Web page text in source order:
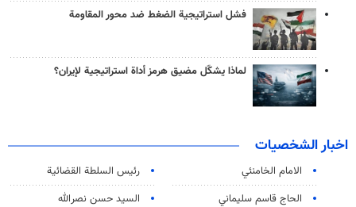
فشل استراتيجية الضغط ضد محور المقاومة
لماذا يشكّل مضيق هرمز أداة استراتيجية لإيران؟
اخبار الشخصيات
الامام الخامنئي
رئیس السلطة القضائیة
الحاج قاسم سليماني
السيد حسن نصرالله